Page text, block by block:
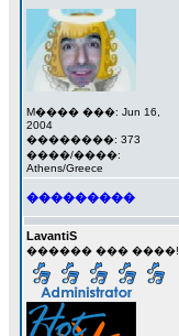
M���� ���: Jun 16,
2004
��������: 373
����/����:
Athens/Greece
���������
LavantiS
������ ��� ����!